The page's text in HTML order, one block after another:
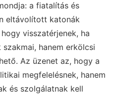
a fiatalítás és
eltávolított katonák
visszatérjenek, ha
hanem erkölcsi
Az üzenet az, hogy a
megfelelésnek, hanem
és szolgálatnak kell